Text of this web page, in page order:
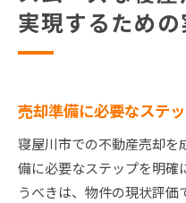
実現するため
売却準備に必要なステ
寝屋川市での不動産売却を
備に必要なステップを明確
うべきは、物件の現状評価